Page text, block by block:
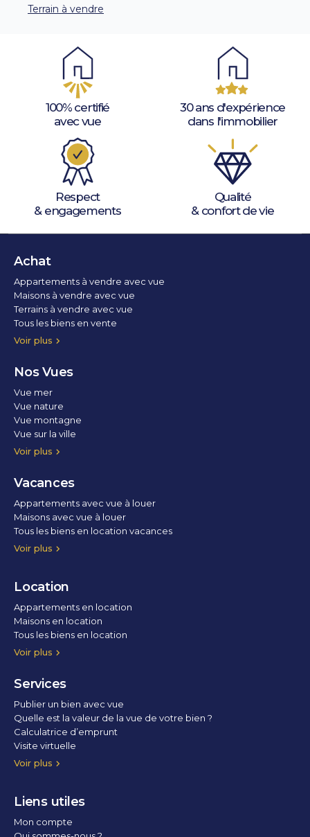
Terrain à vendre
100% certifié
avec vue
30 ans d'expérience
dans l'immobilier
Respect
& engagements
Qualité
& confort de vie
Achat
Voir plus
Appartements à vendre avec vue
Maisons à vendre avec vue
Terrains à vendre avec vue
Tous les biens en vente
Nos Vues
Voir plus
Vue mer
Vue nature
Vue montagne
Vue sur la ville
Vue parc
Vue fleuve
Vue lac
Vue marina / port
Vacances
Voir plus
Appartements avec vue à louer
Maisons avec vue à louer
Tous les biens en location vacances
Location
Voir plus
Appartements en location
Maisons en location
Tous les biens en location
Services
Voir plus
Publier un bien avec vue
Quelle est la valeur de la vue de votre bien ?
Calculatrice d’emprunt
Visite virtuelle
Home staging
Liens utiles
Mon compte